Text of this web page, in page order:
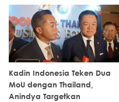
Kadin Indonesia Teken Dua
MoU dengan Thailand,
Anindya Targetkan